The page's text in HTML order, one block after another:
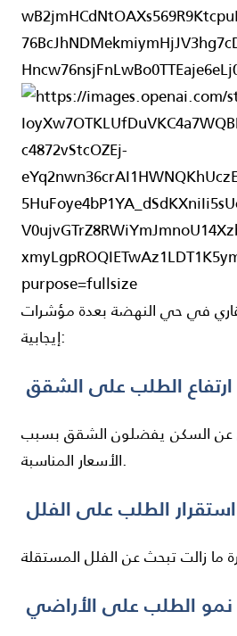
في حي النهضة بعدة مؤشرات
إيجابية:
ارتفاع الطلب على الشقق
عن السكن يفضلون الشقق بسبب
الأسعار المناسبة.
استقرار الطلب على الفلل
نمو الطلب على الأراضي